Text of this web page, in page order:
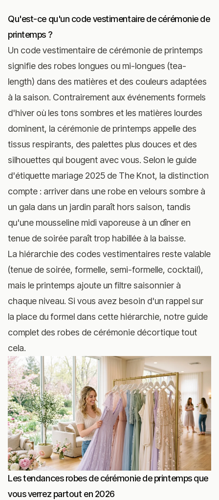
Qu'est-ce qu'un code vestimentaire de cérémonie de
printemps ?
Un code vestimentaire de cérémonie de printemps
signifie des robes longues ou mi-longues (tea-
length) dans des matières et des couleurs adaptées
à la saison. Contrairement aux événements formels
d'hiver où les tons sombres et les matières lourdes
dominent, la cérémonie de printemps appelle des
tissus respirants, des palettes plus douces et des
silhouettes qui bougent avec vous. Selon le guide
d'étiquette mariage 2025 de The Knot, la distinction
compte : arriver dans une robe en velours sombre à
un gala dans un jardin paraît hors saison, tandis
qu'une mousseline midi vaporeuse à un dîner en
tenue de soirée paraît trop habillée à la baisse.
La hiérarchie des codes vestimentaires reste valable
(tenue de soirée, formelle, semi-formelle, cocktail),
mais le printemps ajoute un filtre saisonnier à
chaque niveau. Si vous avez besoin d'un rappel sur
la place du formel dans cette hiérarchie, notre guide
complet des robes de cérémonie décortique tout
cela.
Les tendances robes de cérémonie de printemps que
vous verrez partout en 2026